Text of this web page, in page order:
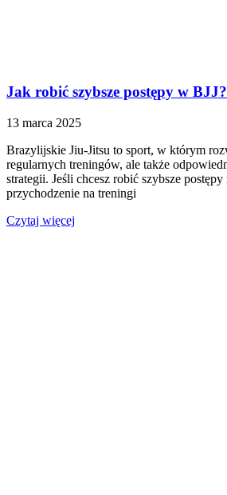
Jak robić szybsze postępy w BJJ?
13 marca 2025
Brazylijskie Jiu-Jitsu to sport, w którym
regularnych treningów, ale także
strategii. Jeśli chcesz robić szybsze
przychodzenie na treningi
Czytaj więcej